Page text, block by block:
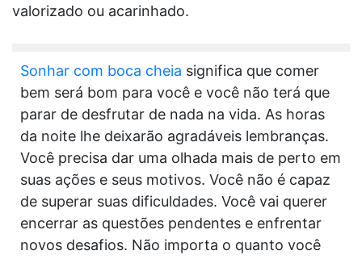
valorizado ou acarinhado.
Sonhar com boca cheia significa que comer
bem será bom para você e você não terá que
parar de desfrutar de nada na vida. As horas
da noite lhe deixarão agradáveis lembranças.
Você precisa dar uma olhada mais de perto em
suas ações e seus motivos. Você não é capaz
de superar suas dificuldades. Você vai querer
encerrar as questões pendentes e enfrentar
novos desafios. Não importa o quanto você